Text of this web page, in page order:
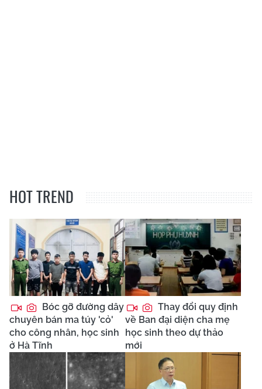
HOT TREND
Bóc gỡ đường dây
chuyên bán ma túy 'cỏ'
cho công nhân, học sinh
ở Hà Tĩnh
Thay đổi quy định
về Ban đại diện cha mẹ
học sinh theo dự thảo
mới